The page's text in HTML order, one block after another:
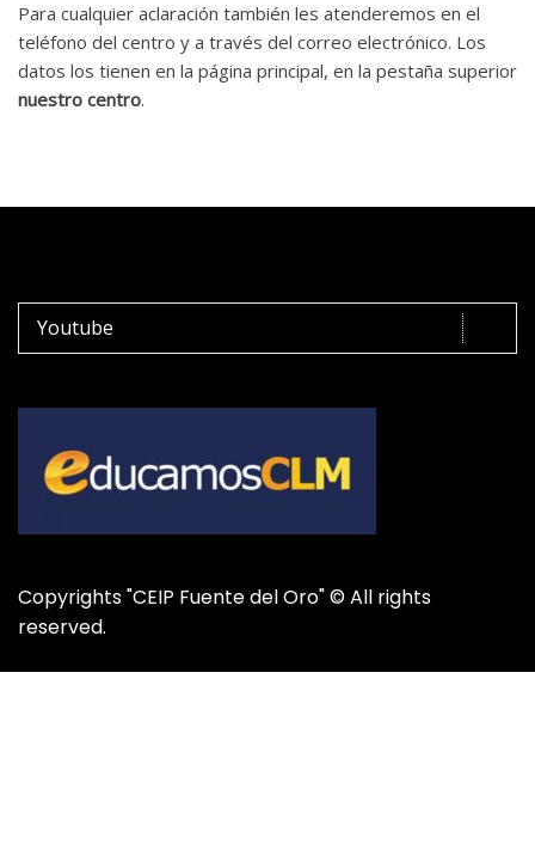
Para cualquier aclaración también les atenderemos en el
teléfono del centro y a través del correo electrónico. Los
datos los tienen en la página principal, en la pestaña superior
nuestro centro.
Youtube
Copyrights "CEIP Fuente del Oro" © All rights
reserved.